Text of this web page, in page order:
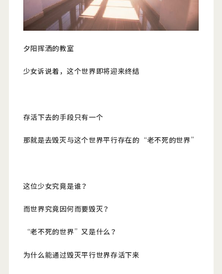
夕阳挥洒的教室
少女诉说着，这个世界即将迎来终结
存活下去的手段只有一个
那就是去毁灭与这个世界平行存在的“老不死的世界”
这位少女究竟是谁？
而世界究竟因何而要毁灭？
“老不死的世界”又是什么？
为什么能通过毁灭平行世界存活下来